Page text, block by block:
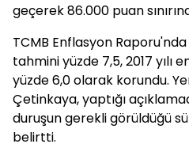
geçerek 86.000 puan
TCMB Enflasyon Raporu'nda
tahmini yüzde 7,5, 2017 yılı
yüzde 6,0 olarak korundu.
Çetinkaya, yaptığı
duruşun gerekli görüldüğü
belirtti.